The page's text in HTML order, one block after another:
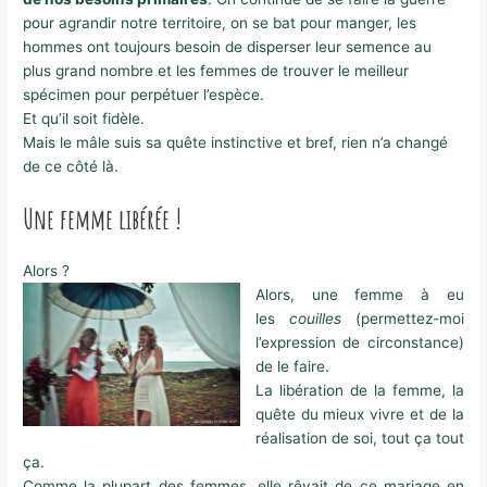
pour agrandir notre territoire, on se bat pour manger, les
hommes ont toujours besoin de disperser leur semence au
plus grand nombre et les femmes de trouver le meilleur
spécimen pour perpétuer l’espèce.
Et qu’il soit fidèle.
Mais le mâle suis sa quête instinctive et bref, rien n’a changé
de ce côté là.
Une femme libérée !
Alors ?
Alors, une femme à eu
les couilles (permettez-moi
l’expression de circonstance)
de le faire.
La libération de la femme, la
quête du mieux vivre et de la
réalisation de soi, tout ça tout
ça.